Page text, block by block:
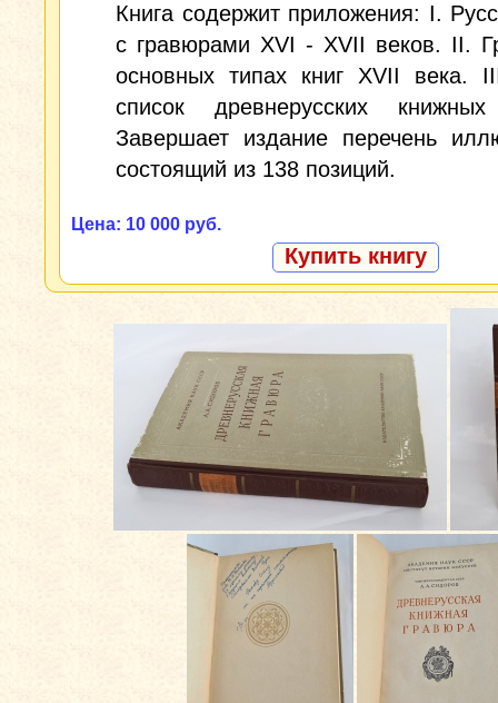
Книга содержит приложения: I.
с гравюрами XVI - XVII веков. II.
основных типах книг XVII века.
список древнерусских
Завершает издание перечень
состоящий из 138 позиций.
Цена: 10 000 руб.
Купить книгу